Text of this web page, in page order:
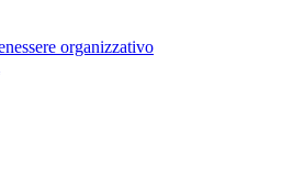
organizzativo